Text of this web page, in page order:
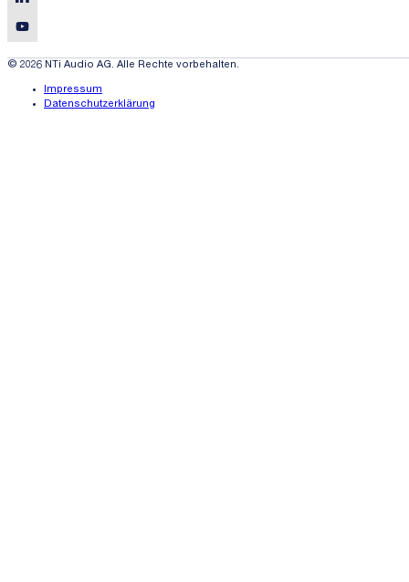
© 2026 NTi Audio AG. Alle Rechte vorbehalten.
Impressum
Datenschutzerklärung